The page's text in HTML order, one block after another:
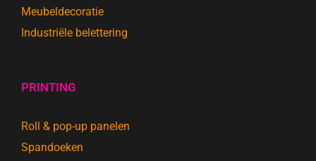
Meubeldecoratie
Industriële belettering
PRINTING
Roll & pop-up panelen
Spandoeken